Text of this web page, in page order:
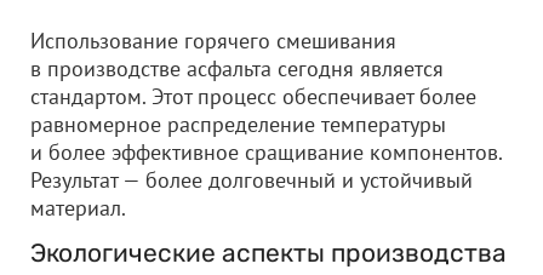
Использование горячего смешивания
в производстве асфальта сегодня является
стандартом. Этот процесс обеспечивает более
равномерное распределение температуры
и более эффективное сращивание компонентов.
Результат — более долговечный и устойчивый
материал.
Экологические аспекты производства